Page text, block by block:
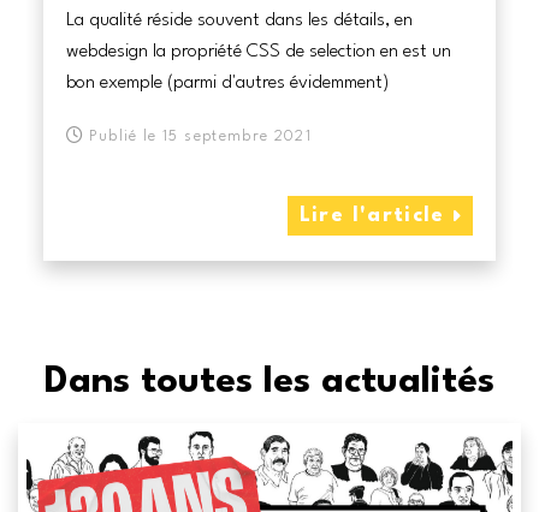
La qualité réside souvent dans les détails, en
webdesign la propriété CSS de selection en est un
bon exemple (parmi d'autres évidemment)
Publié le 15 septembre 2021
Lire l'article
Dans toutes les actualités